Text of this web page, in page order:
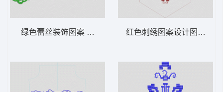
绿色蕾丝装饰图案 曲线 红色刺绣图案设计图 抽象